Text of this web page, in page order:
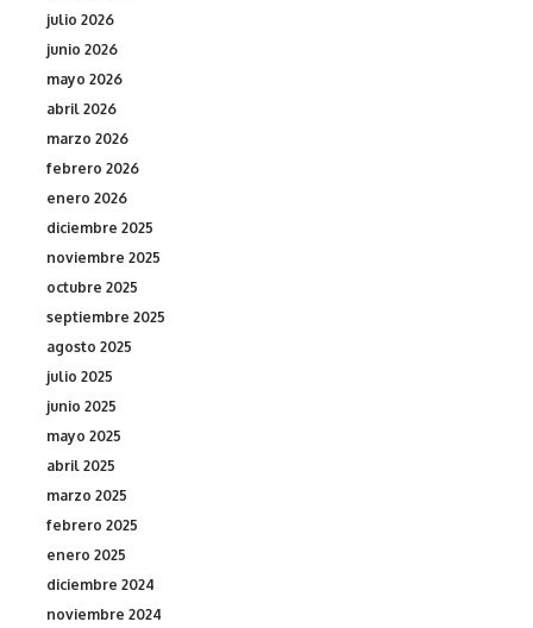
julio 2026
junio 2026
mayo 2026
abril 2026
marzo 2026
febrero 2026
enero 2026
diciembre 2025
noviembre 2025
octubre 2025
septiembre 2025
agosto 2025
julio 2025
junio 2025
mayo 2025
abril 2025
marzo 2025
febrero 2025
enero 2025
diciembre 2024
noviembre 2024